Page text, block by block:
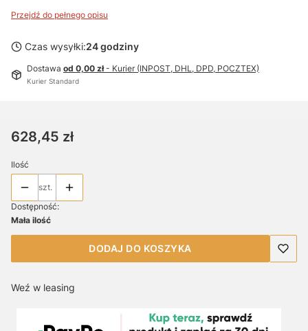
Przejdź do pełnego opisu
Czas wysyłki:24 godziny
Dostawa od 0,00 zł- Kurier (INPOST, DHL, DPD, POCZTEX)
Kurier Standard
Cena
628,45 zł
Ilość
szt.
Dostępność:
Mała ilość
DODAJ DO KOSZYKA
Weź w leasing